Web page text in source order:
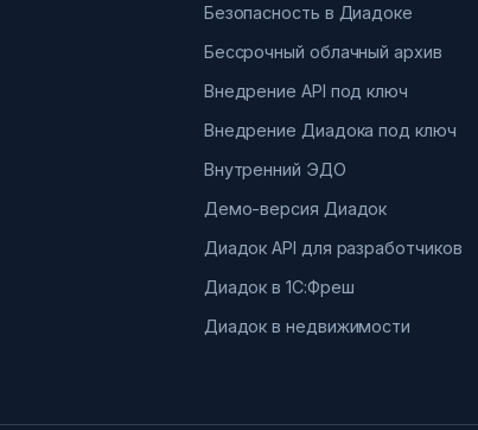
Безопасность в Диадоке
Бессрочный облачный архив
Внедрение API под ключ
Внедрение Диадока под ключ
Внутренний ЭДО
Демо-версия Диадок
Диадок API для разработчиков
Диадок в 1С:Фреш
Диадок в недвижимости